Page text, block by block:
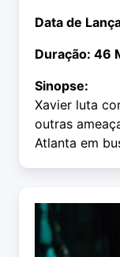
Data de
Duração: 46
Sinopse:
Xavier luta
outras
Atlanta em